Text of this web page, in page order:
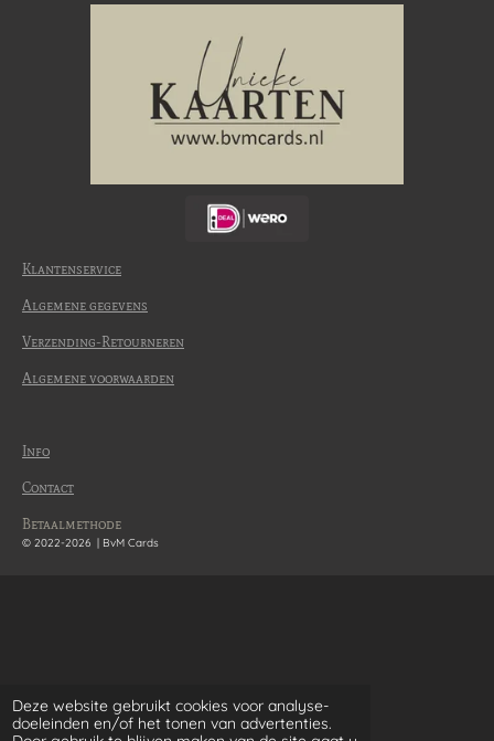
Deze website gebruikt cookies voor analyse-
doeleinden en/of het tonen van advertenties.
Klantenservice
Algemene gegevens
Verzending-Retourneren
Algemene voorwaarden
Info
Contact
Betaalmethode
© 2022-2026 | BvM Cards